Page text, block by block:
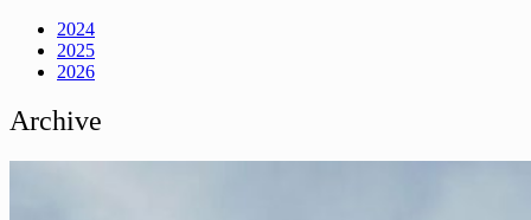
2024
2025
2026
Archive